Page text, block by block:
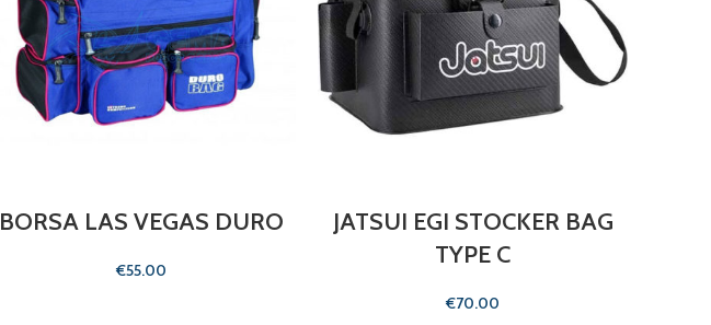
BORSA LAS VEGAS DURO
€
JATSUI EGI STOCKER BAG
TYPE C
€